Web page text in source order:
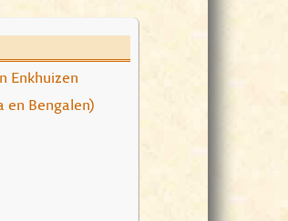
Enkhuizen
en Bengalen)